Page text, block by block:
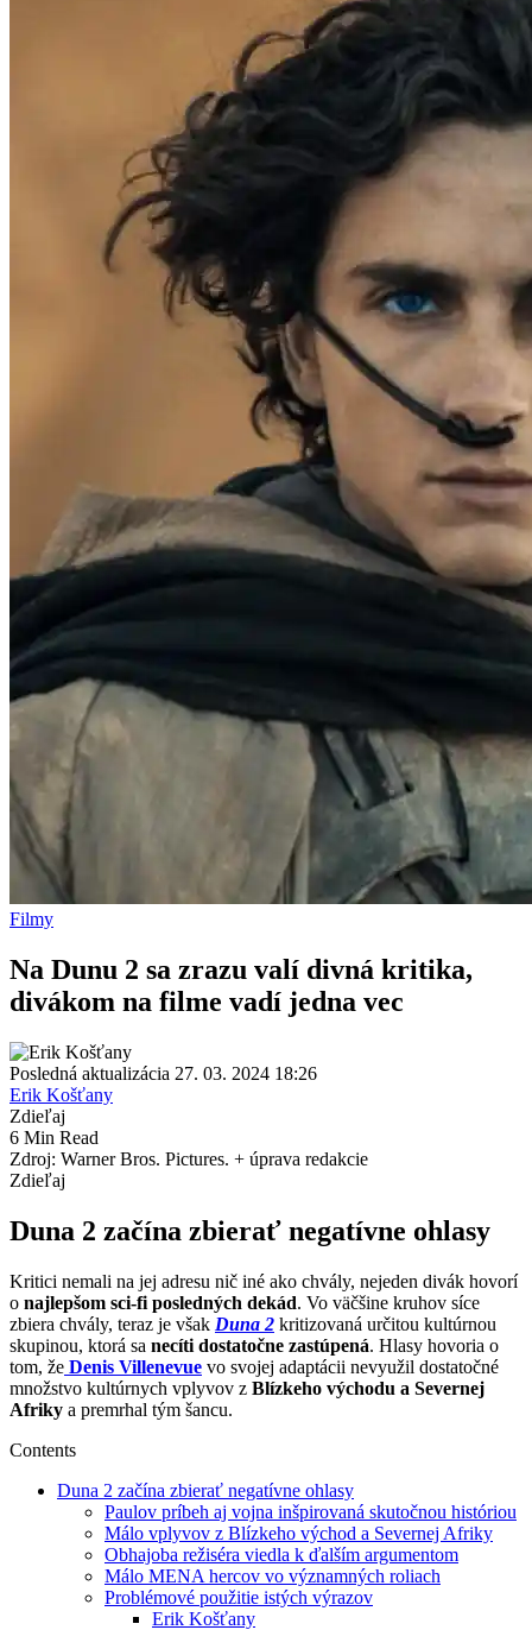
Filmy
Na Dunu 2 sa zrazu valí divná kritika,
divákom na filme vadí jedna vec
Posledná aktualizácia 27. 03. 2024 18:26
Erik Košťany
Zdieľaj
6 Min Read
Zdroj: Warner Bros. Pictures. + úprava redakcie
Zdieľaj
Duna 2 začína zbierať negatívne ohlasy
Kritici nemali na jej adresu nič iné ako chvály, nejeden divák hovorí
o najlepšom sci-fi posledných dekád. Vo väčšine kruhov síce
zbiera chvály, teraz je však Duna 2 kritizovaná určitou kultúrnou
skupinou, ktorá sa necíti dostatočne zastúpená. Hlasy hovoria o
tom, že Denis Villenevue vo svojej adaptácii nevyužil dostatočné
množstvo kultúrnych vplyvov z Blízkeho východu a Severnej
Afriky a premrhal tým šancu.
Contents
Duna 2 začína zbierať negatívne ohlasy
Paulov príbeh aj vojna inšpirovaná skutočnou históriou
Málo vplyvov z Blízkeho východ a Severnej Afriky
Obhajoba režiséra viedla k ďalším argumentom
Málo MENA hercov vo významných roliach
Problémové použitie istých výrazov
Erik Košťany